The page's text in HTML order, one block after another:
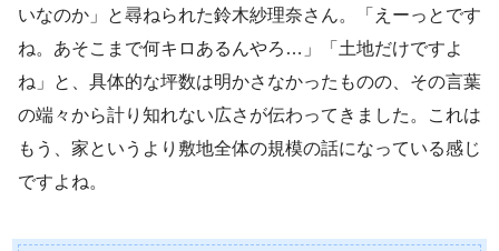
いなのか」と尋ねられた鈴木紗理奈さん。「えーっとです
ね。あそこまで何キロあるんやろ…」「土地だけですよ
ね」と、具体的な坪数は明かさなかったものの、その言葉
の端々から計り知れない広さが伝わってきました。これは
もう、家というより敷地全体の規模の話になっている感じ
ですよね。